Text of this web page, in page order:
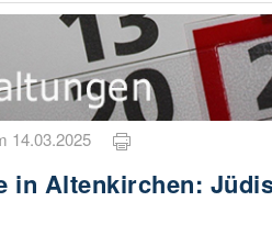
14.03.2025
in Altenkirchen: